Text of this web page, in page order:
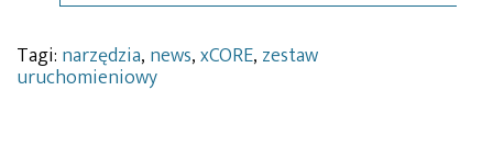
Tagi: narzędzia, news,xCORE, zestaw
uruchomieniowy